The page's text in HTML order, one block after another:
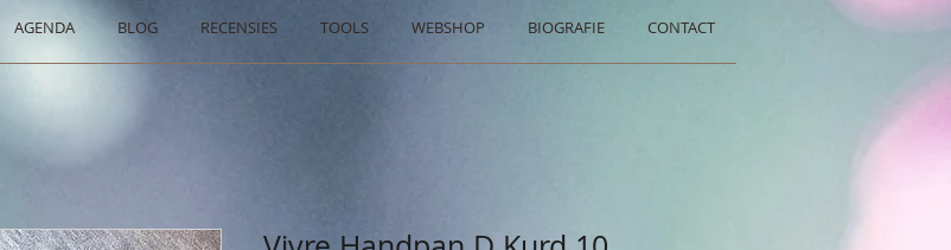
AGENDA BLOG RECENSIES TOOLS WEBSHOP BIOGRAFIE CONTACT